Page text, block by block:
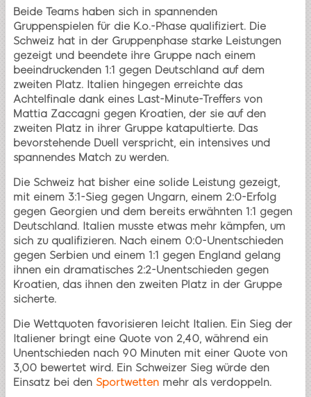
Beide Teams haben sich in spannenden
Gruppenspielen für die K.o.-Phase qualifiziert. Die
Schweiz hat in der Gruppenphase starke Leistungen
gezeigt und beendete ihre Gruppe nach einem
beeindruckenden 1:1 gegen Deutschland auf dem
zweiten Platz. Italien hingegen erreichte das
Achtelfinale dank eines Last-Minute-Treffers von
Mattia Zaccagni gegen Kroatien, der sie auf den
zweiten Platz in ihrer Gruppe katapultierte. Das
bevorstehende Duell verspricht, ein intensives und
spannendes Match zu werden.
Die Schweiz hat bisher eine solide Leistung gezeigt,
mit einem 3:1-Sieg gegen Ungarn, einem 2:0-Erfolg
gegen Georgien und dem bereits erwähnten 1:1 gegen
Deutschland. Italien musste etwas mehr kämpfen, um
sich zu qualifizieren. Nach einem 0:0-Unentschieden
gegen Serbien und einem 1:1 gegen England gelang
ihnen ein dramatisches 2:2-Unentschieden gegen
Kroatien, das ihnen den zweiten Platz in der Gruppe
sicherte.
Die Wettquoten favorisieren leicht Italien. Ein Sieg der
Italiener bringt eine Quote von 2,40, während ein
Unentschieden nach 90 Minuten mit einer Quote von
3,00 bewertet wird. Ein Schweizer Sieg würde den
Einsatz bei den Sportwetten mehr als verdoppeln.